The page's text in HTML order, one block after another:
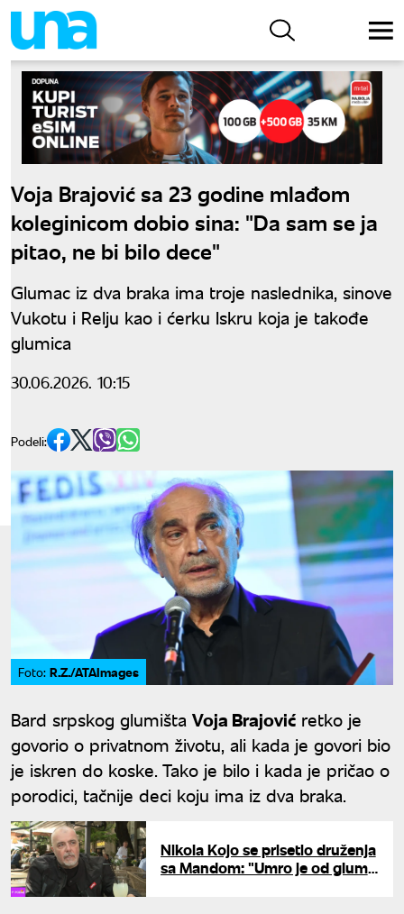
Voja Brajović sa 23 godine mlađom
koleginicom dobio sina: "Da sam se ja
pitao, ne bi bilo dece"
Glumac iz dva braka ima troje naslednika, sinove
Vukotu i Relju kao i ćerku Iskru koja je takođe
glumica
30.06.2026. 10:15
Podeli:
Foto: R.Z./ATAImages
Bard srpskog glumišta Voja Brajović retko je
govorio o privatnom životu, ali kada je govori bio
je iskren do koske. Tako je bilo i kada je pričao o
porodici, tačnije deci koju ima iz dva braka.
Nikola Kojo se prisetio druženja
sa Mandom: "Umro je od glume